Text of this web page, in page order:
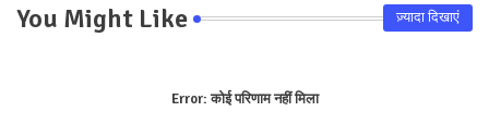
You Might Like ज़्यादा दिखाएं
Error:कोई परिणाम नहीं मिला